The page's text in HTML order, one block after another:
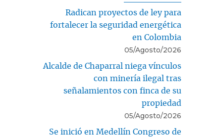
Radican proyectos de ley para
fortalecer la seguridad energética
en Colombia
05/Agosto/2026
Alcalde de Chaparral niega vínculos
con minería ilegal tras
señalamientos con finca de su
propiedad
05/Agosto/2026
Se inició en Medellín Congreso de